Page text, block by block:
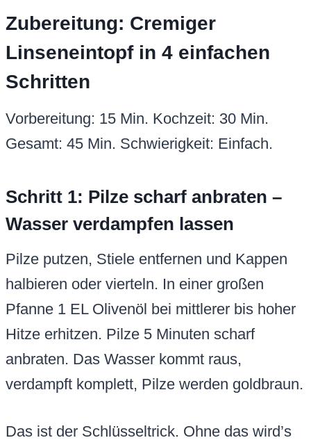
Zubereitung: Cremiger
Linseneintopf in 4 einfachen
Schritten
Vorbereitung: 15 Min. Kochzeit: 30 Min.
Gesamt: 45 Min. Schwierigkeit: Einfach.
Schritt 1: Pilze scharf anbraten –
Wasser verdampfen lassen
Pilze putzen, Stiele entfernen und Kappen
halbieren oder vierteln. In einer großen
Pfanne 1 EL Olivenöl bei mittlerer bis hoher
Hitze erhitzen. Pilze 5 Minuten scharf
anbraten. Das Wasser kommt raus,
verdampft komplett, Pilze werden goldbraun.
Das ist der Schlüsseltrick. Ohne das wird’s